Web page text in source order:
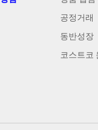
공정거래
동반성장
코스트코